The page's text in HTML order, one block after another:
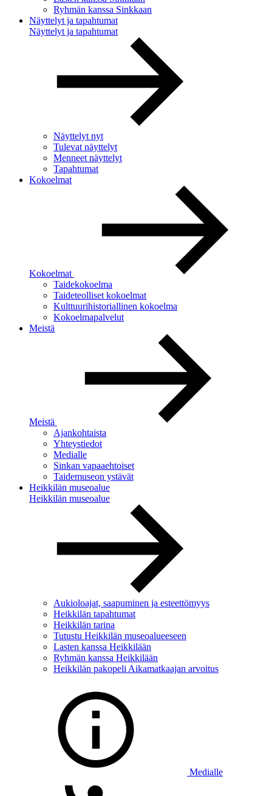
Ryhmän kanssa Sinkkaan
Näyttelyt ja tapahtumat
Näyttelyt ja tapahtumat
Näyttelyt nyt
Tulevat näyttelyt
Menneet näyttelyt
Tapahtumat
Kokoelmat
Kokoelmat
Taidekokoelma
Taideteolliset kokoelmat
Kulttuurihistoriallinen kokoelma
Kokoelmapalvelut
Meistä
Meistä
Ajankohtaista
Yhteystiedot
Medialle
Sinkan vapaaehtoiset
Taidemuseon ystävät
Heikkilän museoalue
Heikkilän museoalue
Aukioloajat, saapuminen ja esteettömyys
Heikkilän tapahtumat
Heikkilän tarina
Tutustu Heikkilän museoalueeseen
Lasten kanssa Heikkilään
Ryhmän kanssa Heikkilään
Heikkilän pakopeli Aikamatkaajan arvoitus
Medialle